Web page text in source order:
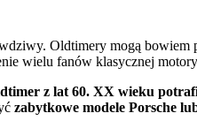
Oldtimery mogą bowiem
wielu fanów klasycznej
z lat 60. XX wieku
zabytkowe modele Porsche